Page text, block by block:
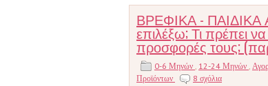
ΒΡΕΦΙΚΑ - ΠΑΙΔΙΚΑ
επιλέξω; Τι πρέπει
προσφορές τους;
0-6 Μηνών , 12-24 Μηνών ,
Προϊόντων
8 σχόλια